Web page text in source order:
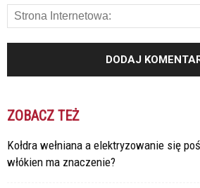
ZOBACZ TEŻ
Kołdra wełniana a elektryzowanie się
włókien ma znaczenie?